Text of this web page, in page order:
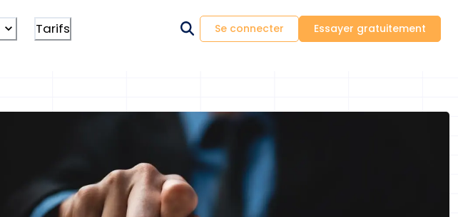
Tarifs Se connecter Essayer gratuitement